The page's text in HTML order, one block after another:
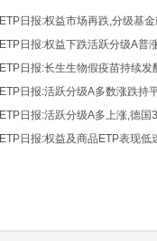
ETP日报:权益市场再跌,分级基
ETP日报:长生生物假疫苗持续发
ETP日报:活跃分级A多数涨跌持
ETP日报:活跃分级A多上涨,德国